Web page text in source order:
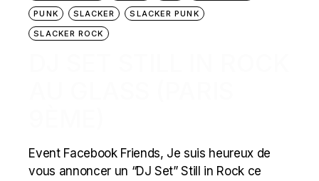
PUNK
SLACKER
SLACKER PUNK
SLACKER ROCK
Event Facebook Friends, Je suis heureux de
vous annoncer un “DJ Set” Still in Rock ce